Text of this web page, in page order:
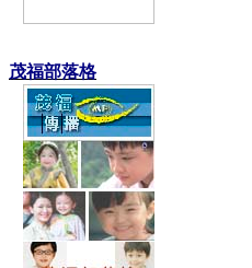
茂福部落格